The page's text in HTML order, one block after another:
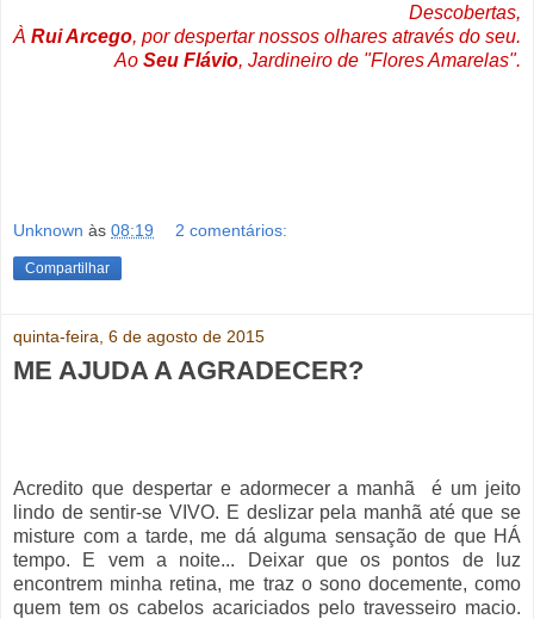
Descobertas,
À Rui Arcego, por despertar nossos olhares através do seu.
Ao Seu Flávio, Jardineiro de "Flores Amarelas".
Unknown às 08:19 2 comentários:
Compartilhar
quinta-feira, 6 de agosto de 2015
ME AJUDA A AGRADECER?
Acredito que despertar e adormecer a manhã
é um jeito
lindo de sentir-se VIVO. E deslizar pela manhã até que se
misture com a tarde, me dá alguma sensação de que HÁ
tempo. E vem a noite... Deixar que os pontos de luz
encontrem minha retina, me traz o sono docemente, como
quem tem os cabelos acariciados pelo travesseiro macio.